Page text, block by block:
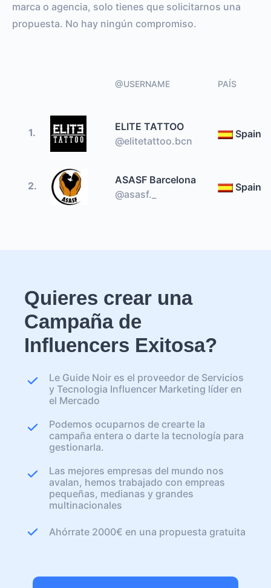
marca o agencia, solo tienes que solicitarnos una
propuesta. No hay ningún compromiso.
@USERNAME PAÍS
1.
ELITE TATTOO
@elitetattoo.bcn
Spain
2.
ASASF Barcelona
@asasf._
Spain
Quieres crear una
Campaña de
Influencers Exitosa?
Le Guide Noir es el proveedor de Servicios
y Tecnologia Influencer Marketing líder en
el Mercado
Podemos ocuparnos de crearte la
campaña entera o darte la tecnología para
gestionarla.
Las mejores empresas del mundo nos
avalan, hemos trabajado con empreas
pequeñas, medianas y grandes
multinacionales
Ahórrate 2000€ en una propuesta gratuita